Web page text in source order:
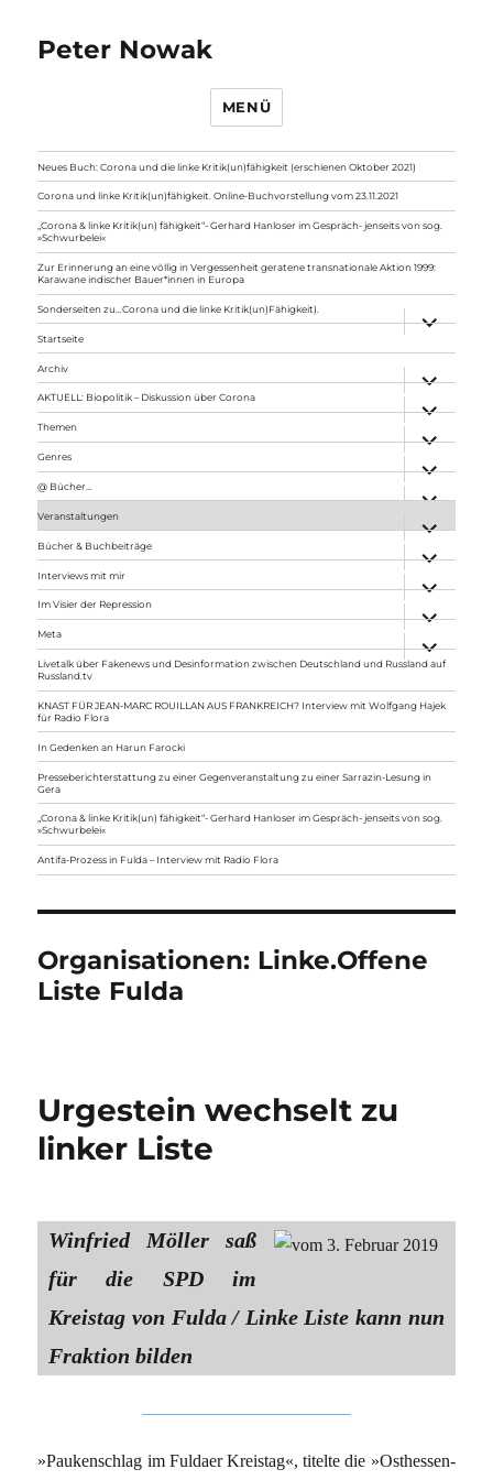
Peter Nowak
MENÜ
Neues Buch: Corona und die linke Kritik(un)fähigkeit (erschienen Oktober 2021)
Corona und linke Kritik(un)fähigkeit. Online-Buchvorstellung vom 23.11.2021
„Corona & linke Kritik(un) fähigkeit“- Gerhard Hanloser im Gespräch- jenseits von sog.
»Schwurbelei«
Zur Erinnerung an eine völlig in Vergessenheit geratene transnationale Aktion 1999:
Karawane indischer Bauer*innen in Europa
Sonderseiten zu…Corona und die linke Kritik(un)Fähigkeit).
anzeigen
Startseite
Archiv
anzeigen
AKTUELL: Biopolitik – Diskussion über Corona
anzeigen
Themen
anzeigen
Genres
anzeigen
@ Bücher…
Veranstaltungen
anzeigen
Bücher & Buchbeiträge
anzeigen
Interviews mit mir
anzeigen
Im Visier der Repression
anzeigen
Meta
anzeigen
Livetalk über Fakenews und Desinformation zwischen Deutschland und Russland auf
Russland.tv
KNAST FÜR JEAN-MARC ROUILLAN AUS FRANKREICH? Interview mit Wolfgang Hajek
für Radio Flora
In Gedenken an Harun Farocki
Presseberichterstattung zu einer Gegenveranstaltung zu einer Sarrazin-Lesung in
Gera
„Corona & linke Kritik(un) fähigkeit“- Gerhard Hanloser im Gespräch- jenseits von sog.
»Schwurbelei«
Antifa-Prozess in Fulda – Interview mit Radio Flora
Organisationen: Linke.Offene
Liste Fulda
Urgestein wechselt zu
linker Liste
Winfried Möller saß
für die SPD im
Kreistag von Fulda / Linke Liste kann nun
Fraktion bilden
»Paukenschlag im Fuldaer Kreistag«, titelte die »Osthessen-